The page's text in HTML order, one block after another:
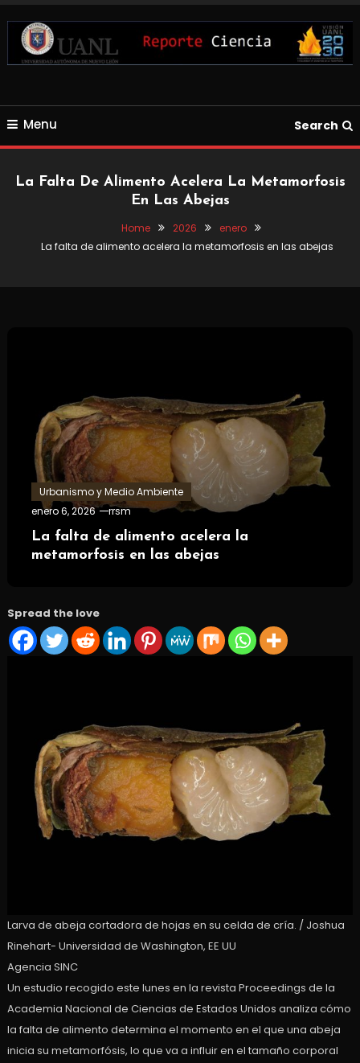
Content
Menu Search
La Falta De Alimento Acelera La Metamorfosis
En Las Abejas
Home 2026
enero
La falta de alimento acelera la metamorfosis en las abejas
Urbanismo y Medio Ambiente
enero 6, 2026
rrsm
La falta de alimento acelera la
metamorfosis en las abejas
Spread the love
Larva de abeja cortadora de hojas en su celda de cría. / Joshua
Rinehart- Universidad de Washington, EE UU
Agencia SINC
Un estudio recogido este lunes en la revista Proceedings de la
Academia Nacional de Ciencias de Estados Unidos analiza cómo
la falta de alimento determina el momento en el que una abeja
inicia su metamorfósis, lo que va a influir en el tamaño corporal